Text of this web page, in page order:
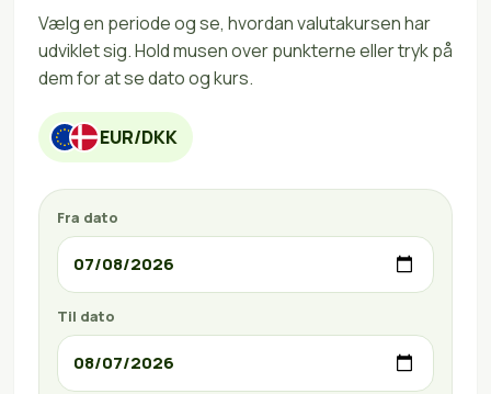
Vælg en periode og se, hvordan valutakursen har
udviklet sig. Hold musen over punkterne eller tryk på
dem for at se dato og kurs.
EUR/DKK
Fra dato
Til dato